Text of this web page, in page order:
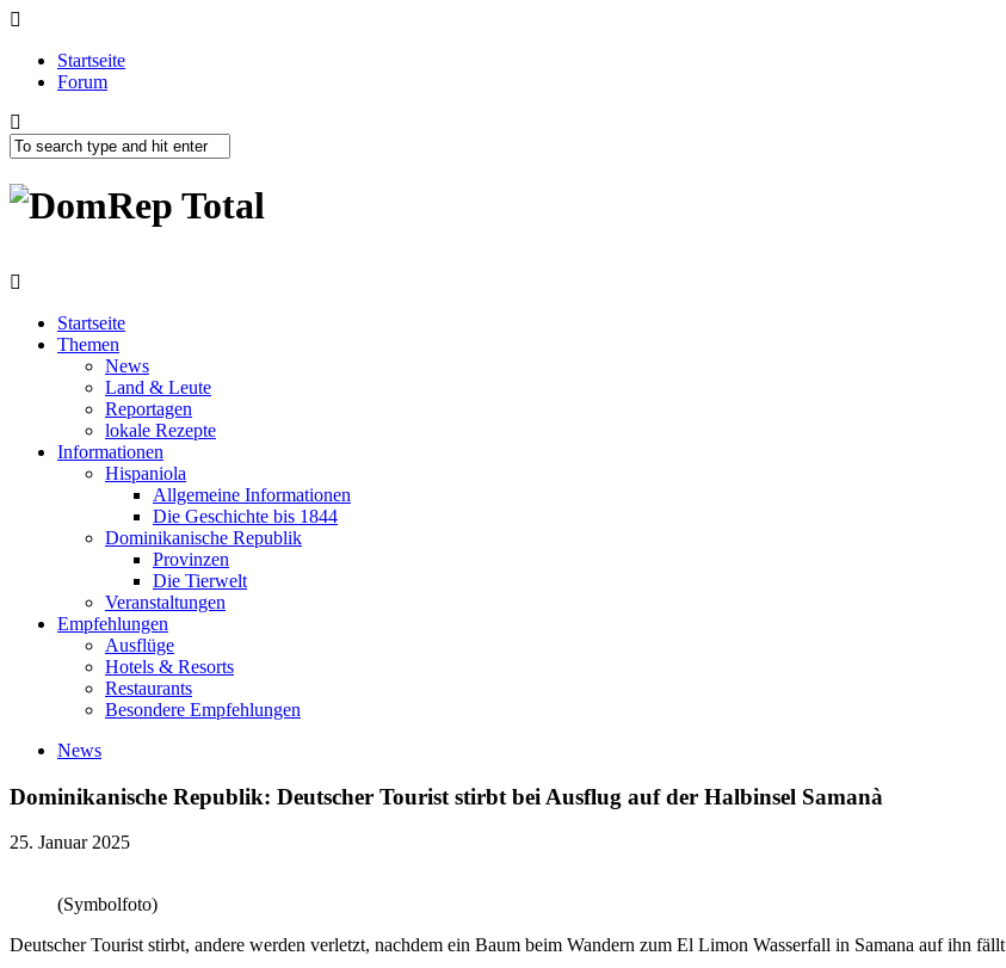
Startseite
Forum
Startseite
Themen
News
Land & Leute
Reportagen
lokale Rezepte
Informationen
Hispaniola
Allgemeine Informationen
Die Geschichte bis 1844
Dominikanische Republik
Provinzen
Die Tierwelt
Veranstaltungen
Empfehlungen
Ausflüge
Hotels & Resorts
Restaurants
Besondere Empfehlungen
News
Dominikanische Republik: Deutscher Tourist stirbt bei Ausflug auf der Halbinsel Samanà
25. Januar 2025
(Symbolfoto)
Deutscher Tourist stirbt, andere werden verletzt, nachdem ein Baum beim Wandern zum El Limon Wasserfall in Samana auf ihn fällt